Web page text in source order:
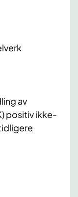
av
positiv ikke-